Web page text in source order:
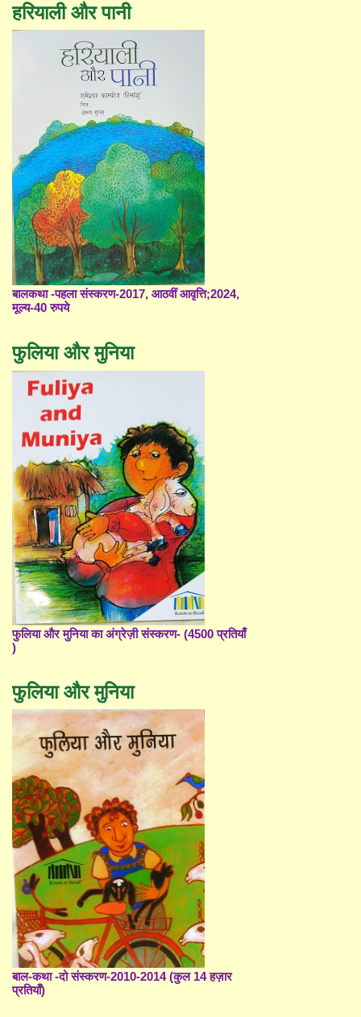
हरियाली और पानी
बालकथा -पहला संस्करण-2017, आठवीं आवृत्ति;2024,
मूल्य-40 रुपये
फुलिया और मुनिया
फुलिया और मुनिया का अंग्रेज़ी संस्करण- (4500 प्रतियाँ
)
फुलिया और मुनिया
बाल-कथा -दो संस्करण-2010-2014 (कुल 14 हज़ार
प्रतियाँ)